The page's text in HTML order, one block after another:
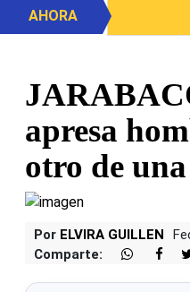
AHORA
apresa
otro de
Por ELVIRA GUILLEN
Comparte: